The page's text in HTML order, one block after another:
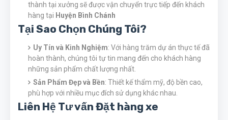
thành tại xưởng sẽ được vận chuyển trực tiếp đến khách
hàng tại Huyện Bình Chánh
Tại Sao Chọn Chúng Tôi?
Uy Tín và Kinh Nghiệm: Với hàng trăm dự án thực tế đã
hoàn thành, chúng tôi tự tin mang đến cho khách hàng
những sản phẩm chất lượng nhất.
Sản Phẩm Đẹp và Bền: Thiết kế thẩm mỹ, độ bền cao,
phù hợp với nhiều mục đích sử dụng khác nhau.
Liên Hệ Tư vấn Đặt hàng xe